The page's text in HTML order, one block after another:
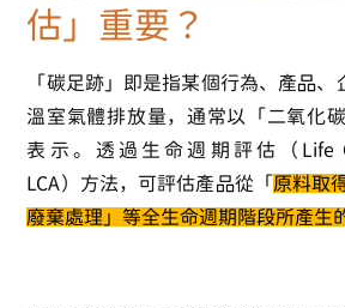
估」重要？
「碳足跡」即是指某個行為、產品
溫室氣體排放量，通常以「二氧化
表示。透過生命週期評估（Life
LCA）方法，可評估產品從「 原料取
廢棄處理」等全生命週期階段所產生